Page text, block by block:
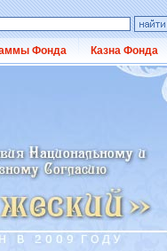
Фонда Казна Фонда